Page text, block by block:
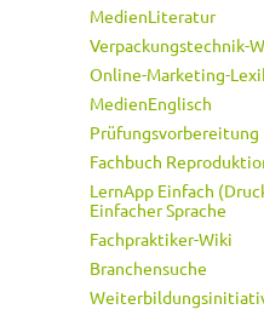
MedienLiteratur
Verpackungstechnik-
Online-Marketing-
MedienEnglisch
Prüfungsvorbereitung
Fachbuch
LernApp Einfach
Einfacher Sprache
Fachpraktiker-Wiki
Branchensuche